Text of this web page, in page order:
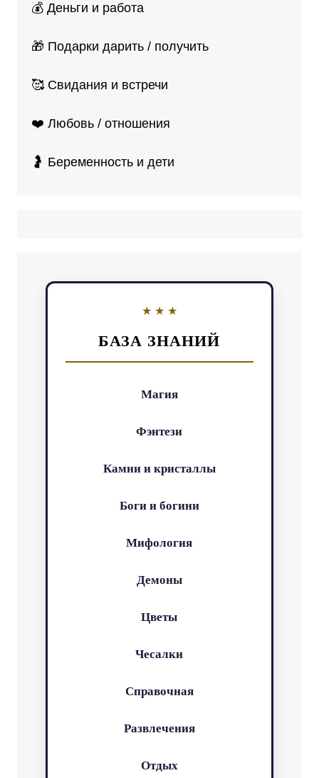
💰 Деньги и работа
🎁 Подарки дарить / получить
🥰 Свидания и встречи
❤️ Любовь / отношения
🤰 Беременность и дети
БАЗА ЗНАНИЙ
Магия
Фэнтези
Камни и кристаллы
Боги и богини
Мифология
Демоны
Цветы
Чесалки
Справочная
Развлечения
Отдых